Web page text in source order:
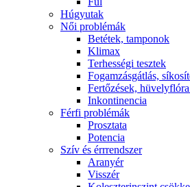
Húgyutak
Női problémák
Betétek, tamponok
Klimax
Terhességi tesztek
Fogamzásgátlás,
Fertőzések,
Inkontinencia
Férfi problémák
Prosztata
Potencia
Szív és érrrendszer
Aranyér
Visszér